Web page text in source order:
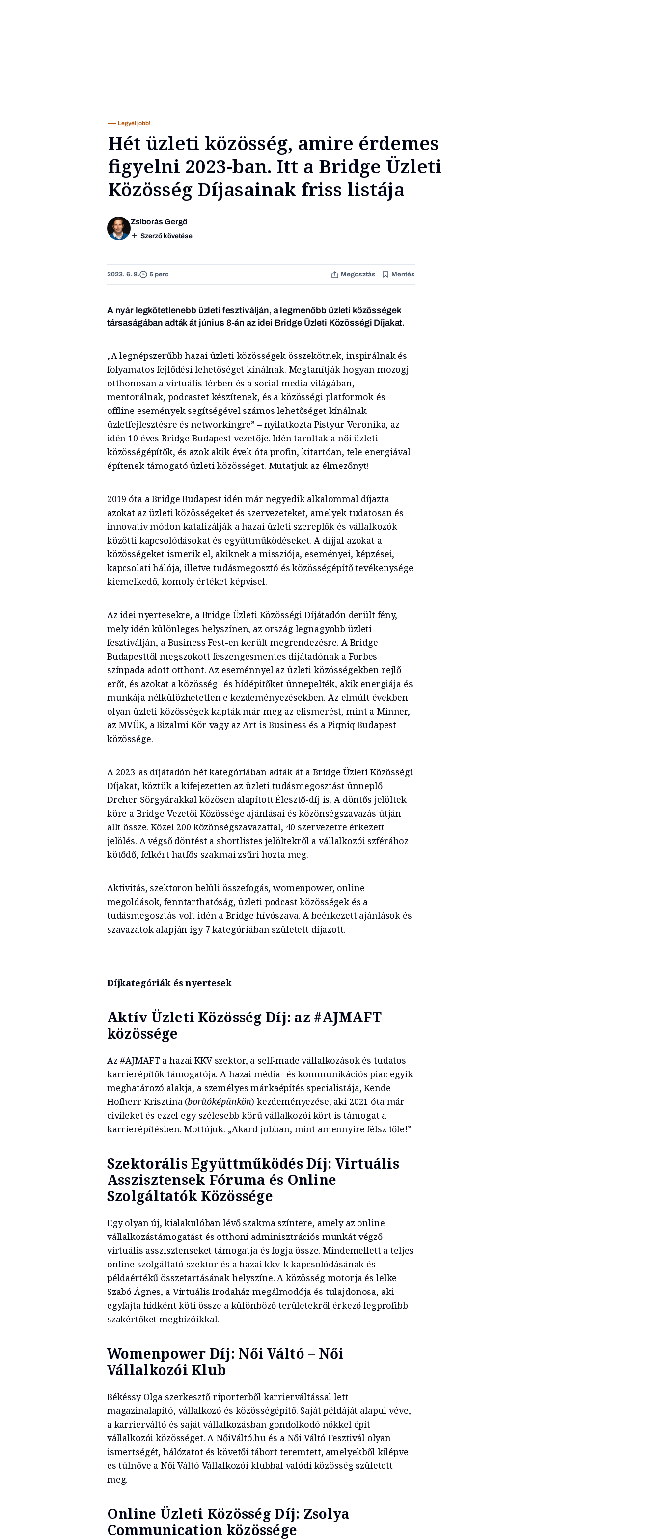
Legyél jobb!
Hét üzleti közösség, amire érdemes
figyelni 2023-ban. Itt a Bridge Üzleti
Közösség Díjasainak friss listája
Zsiborás Gergő
Szerző követése
2023. 6. 8. 5 perc Megosztás Mentés
A nyár legkötetlenebb üzleti fesztiválján, a legmenőbb üzleti közösségek
társaságában adták át június 8-án az idei Bridge Üzleti Közösségi Díjakat.
„A legnépszerűbb hazai üzleti közösségek összekötnek, inspirálnak és
folyamatos fejlődési lehetőséget kínálnak. Megtanítják hogyan mozogj
otthonosan a virtuális térben és a social media világában,
mentorálnak, podcastet készítenek, és a közösségi platformok és
offline események segítségével számos lehetőséget kínálnak
üzletfejlesztésre és networkingre” – nyilatkozta Pistyur Veronika, az
idén 10 éves Bridge Budapest vezetője. Idén taroltak a női üzleti
közösségépítők, és azok akik évek óta profin, kitartóan, tele energiával
építenek támogató üzleti közösséget. Mutatjuk az élmezőnyt!
2019 óta a Bridge Budapest idén már negyedik alkalommal díjazta
azokat az üzleti közösségeket és szervezeteket, amelyek tudatosan és
innovatív módon katalizálják a hazai üzleti szereplők és vállalkozók
közötti kapcsolódásokat és együttműködéseket. A díjjal azokat a
közösségeket ismerik el, akiknek a missziója, eseményei, képzései,
kapcsolati hálója, illetve tudásmegosztó és közösségépítő tevékenysége
kiemelkedő, komoly értéket képvisel.
Az idei nyertesekre, a Bridge Üzleti Közösségi Díjátadón derült fény,
mely idén különleges helyszínen, az ország legnagyobb üzleti
fesztiválján, a Business Fest-en került megrendezésre. A Bridge
Budapesttől megszokott feszengésmentes díjátadónak a Forbes
színpada adott otthont. Az eseménnyel az üzleti közösségekben rejlő
erőt, és azokat a közösség- és hídépitőket ünnepelték, akik energiája és
munkája nélkülözhetetlen e kezdeményezésekben. Az elmúlt években
olyan üzleti közösségek kapták már meg az elismerést, mint a Minner,
az MVÜK, a Bizalmi Kör vagy az Art is Business és a Piqniq Budapest
közössége.
A 2023-as díjátadón hét kategóriában adták át a Bridge Üzleti Közösségi
Díjakat, köztük a kifejezetten az üzleti tudásmegosztást ünneplő
Dreher Sörgyárakkal közösen alapított Élesztő-díj is. A döntős jelöltek
köre a Bridge Vezetői Közössége ajánlásai és közönségszavazás útján
állt össze. Közel 200 közönségszavazattal, 40 szervezetre érkezett
jelölés. A végső döntést a shortlistes jelöltekről a vállalkozói szférához
kötődő, felkért hatfős szakmai zsűri hozta meg.
Aktivitás, szektoron belüli összefogás, womenpower, online
megoldások, fenntarthatóság, üzleti podcast közösségek és a
tudásmegosztás volt idén a Bridge hívószava. A beérkezett ajánlások és
szavazatok alapján így 7 kategóriában született díjazott.
Díjkategóriák és nyertesek
Aktív Üzleti Közösség Díj: az #AJMAFT
közössége
Az #AJMAFT a hazai KKV szektor, a self-made vállalkozások és tudatos
karrierépítők támogatója. A hazai média- és kommunikációs piac egyik
meghatározó alakja, a személyes márkaépítés specialistája, Kende-
Hofherr Krisztina (borítóképünkön) kezdeményezése, aki 2021 óta már
civileket és ezzel egy szélesebb körű vállalkozói kört is támogat a
karrierépítésben. Mottójuk: „Akard jobban, mint amennyire félsz tőle!”
Szektorális Együttműködés Díj: Virtuális
Asszisztensek Fóruma és Online
Szolgáltatók Közössége
Egy olyan új, kialakulóban lévő szakma színtere, amely az online
vállalkozástámogatást és otthoni adminisztrációs munkát végző
virtuális asszisztenseket támogatja és fogja össze. Mindemellett a teljes
online szolgáltató szektor és a hazai kkv-k kapcsolódásának és
példaértékű összetartásának helyszíne. A közösség motorja és lelke
Szabó Ágnes, a Virtuális Irodaház megálmodója és tulajdonosa, aki
egyfajta hídként köti össze a különböző területekről érkező legprofibb
szakértőket megbízóikkal.
Womenpower Díj: Női Váltó – Női
Vállalkozói Klub
Békéssy Olga szerkesztő-riporterből karrierváltással lett
magazinalapító, vállalkozó és közösségépítő. Saját példáját alapul véve,
a karrierváltó és saját vállalkozásban gondolkodó nőkkel épít
vállalkozói közösséget. A NőiVáltó.hu és a Női Váltó Fesztivál olyan
ismertségét, hálózatot és követői tábort teremtett, amelyekből kilépve
és túlnőve a Női Váltó Vállalkozói klubbal valódi közösség született
meg.
Online Üzleti Közösség Díj: Zsolya
Communication közössége